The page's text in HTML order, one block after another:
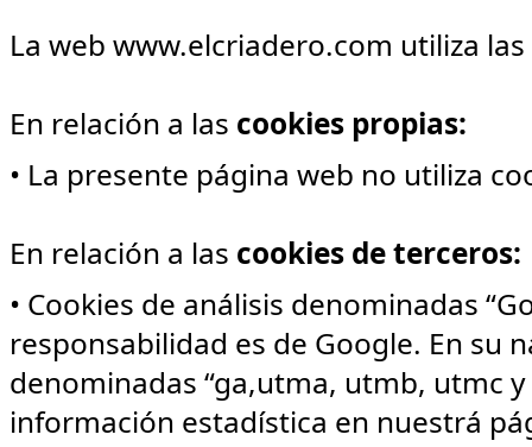
La web www.elcriadero.com utiliza
En relación a las cookies propias:
• La presente página web no utiliza
En relación a las cookies de terceros:
• Cookies de análisis denominadas
responsabilidad es de Google. En su
denominadas “ga,utma, utmb, utmc
información estadística en nuestrá